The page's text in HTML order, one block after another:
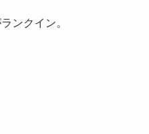
ンクイン。